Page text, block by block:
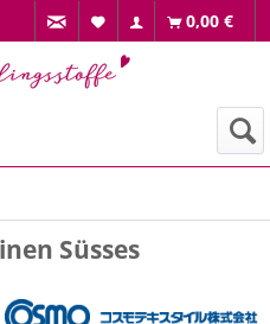
0,00 €
Süsses